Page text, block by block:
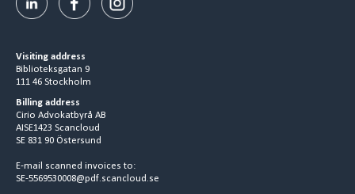
Visiting address
Biblioteksgatan 9
111 46 Stockholm
Billing address
Cirio Advokatbyrå AB
AISE1423 Scancloud
SE 831 90 Östersund
E-mail scanned invoices to:
SE-5569530008@pdf.scancloud.se